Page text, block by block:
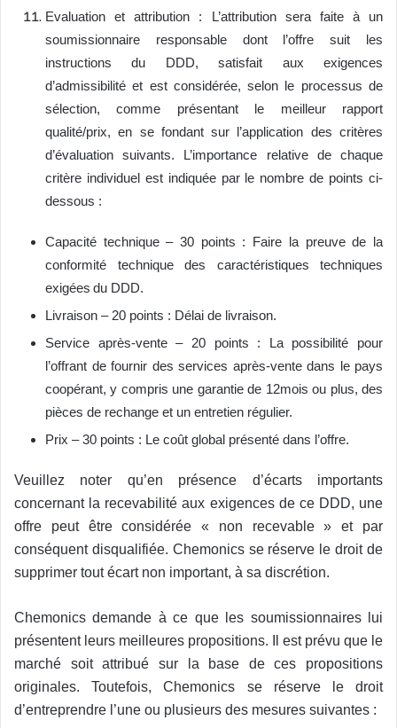
Evaluation et attribution : L’attribution sera faite à un
soumissionnaire responsable dont l’offre suit les
instructions du DDD, satisfait aux exigences
d’admissibilité et est considérée, selon le processus de
sélection, comme présentant le meilleur rapport
qualité/prix, en se fondant sur l’application des critères
d’évaluation suivants. L’importance relative de chaque
critère individuel est indiquée par le nombre de points ci-
dessous :
Capacité technique – 30 points : Faire la preuve de la
conformité technique des caractéristiques techniques
exigées du DDD.
Livraison – 20 points : Délai de livraison.
Service après-vente – 20 points : La possibilité pour
l’offrant de fournir des services après-vente dans le pays
coopérant, y compris une garantie de 12mois ou plus, des
pièces de rechange et un entretien régulier.
Prix – 30 points : Le coût global présenté dans l’offre.
Veuillez noter qu’en présence d’écarts importants
concernant la recevabilité aux exigences de ce DDD, une
offre peut être considérée « non recevable » et par
conséquent disqualifiée. Chemonics se réserve le droit de
supprimer tout écart non important, à sa discrétion.
Chemonics demande à ce que les soumissionnaires lui
présentent leurs meilleures propositions. Il est prévu que le
marché soit attribué sur la base de ces propositions
originales. Toutefois, Chemonics se réserve le droit
d’entreprendre l’une ou plusieurs des mesures suivantes :